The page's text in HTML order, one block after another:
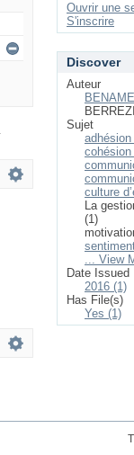
Ouvrir une
S'inscrire
Discover
Auteur
Sujet
adhésion
cohésion
culture
La
(1)
... View
Date Issued
2016 (1)
Has File(s)
Yes (1)